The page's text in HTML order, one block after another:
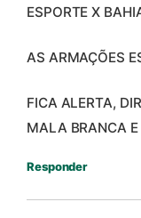
ESPORTE X
AS ARMAÇÕES
FICA ALERTA,
MALA BRANCA E
Responder